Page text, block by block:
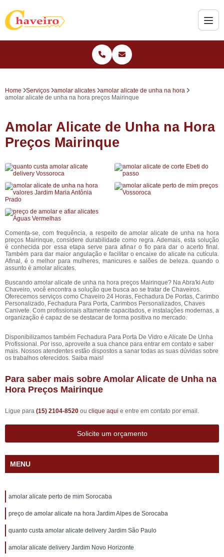
Home Serviços amolar alicates
amolar alicate de unha na hora
amolar alicate de unha na hora preços Mairinque
Amolar Alicate de Unha na Hora
Preços Mairinque
Comenta-se, com frequência, a respeito de amolar alicate de unha na hora
preços Mairinque, considere durabilidade como regra. Ademais, esta solução
é conhecida por essa etapa serve para afinar o fio para dar o acerto final.
Também para dar maior angulação e facilitar o encaixe do alicate na cutícula.
Afinal, é o melhor para mulheres, manicures e salões de beleza. quando o
assunto é amolar alicates.
Buscando amolar alicate de unha na hora preços Mairinque? Na Abra'ki Auto
Chaveiro, você encontra a solução que busca ao se tratar de Chaveiros.
Oferecemos serviços como Chaveiro 24 Horas, Fechadura De Portas, Carimbo
Personalizado, Fechadura Para Porta, Carimbos Personalizados, Chaves
Canivete. Com profissionais altamente capacitados, e instalações modernas, a
organização é capaz de se destacar de forma positiva no mercado.
Disponibilizamos também Fechadura Para Porta De Vidro e Alicate De Unha
Profissional. Por isso, aproveite a sua chance para entrar em contato e saber
mais. Nossos atendentes estão dispostos a sanar todas as suas dúvidas sobre
os trabalhos oferecidos. Saiba mais!
Para saber mais sobre Amolar Alicate de Unha na
Hora Preços Mairinque
Ligue para (15) 2104-8520 ou clique aqui e entre em contato por email.
Solicite um orçamento
MENU
amolar alicate perto de mim Sorocaba
preço de amolar alicate na hora Jardim Alpes de Sorocaba
quanto custa amolar alicate delivery Jardim São Paulo
amolar alicate delivery Jardim Novo Horizonte